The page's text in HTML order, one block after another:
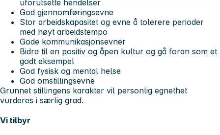
uforutsette hendelser
God gjennomføringsevne
Stor arbeidskapasitet og evne å tolerere perioder
med høyt arbeidstempo
Gode kommunikasjonsevner
Bidra til en positiv og åpen kultur og gå foran som et
godt eksempel
God fysisk og mental helse
God omstillingsevne
Grunnet stillingens karakter vil personlig egnethet
vurderes i særlig grad.
Vi tilbyr